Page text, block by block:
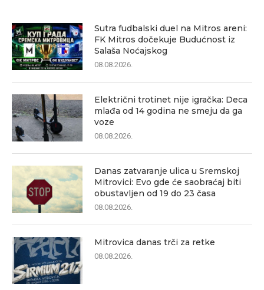
Sutra fudbalski duel na Mitros areni:
FK Mitros dočekuje Budućnost iz
Salaša Noćajskog
08.08.2026.
Električni trotinet nije igračka: Deca
mlađa od 14 godina ne smeju da ga
voze
08.08.2026.
Danas zatvaranje ulica u Sremskoj
Mitrovici: Evo gde će saobraćaj biti
obustavljen od 19 do 23 časa
08.08.2026.
Mitrovica danas trči za retke
08.08.2026.